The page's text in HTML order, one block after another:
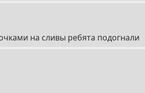
на сливы ребята подогнали